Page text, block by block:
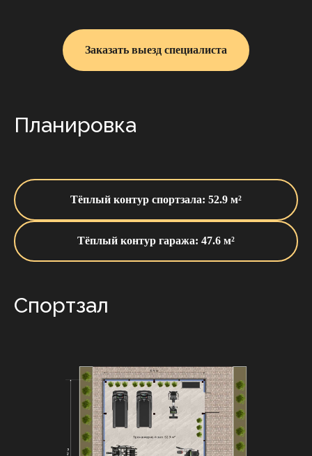
Заказать выезд специалиста
Планировка
Тёплый контур спортзала: 52.9 м²
Тёплый контур гаража: 47.6 м²
Спортзал